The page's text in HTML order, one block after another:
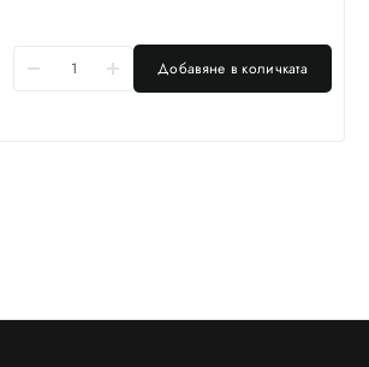
Добавяне в количката